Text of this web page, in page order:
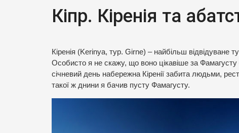
Кіпр. Кіренія та
Кіренія (Kerinya, тур. Girne) – найбільш відвідуване
Особисто я не скажу, що воно цікавіше за Фамагусту
січневий день набережна Кіренії забита людьми,
такої ж днини я бачив пусту Фамагусту.